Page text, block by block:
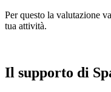
Per questo la valutazione
tua attività.
Il supporto di